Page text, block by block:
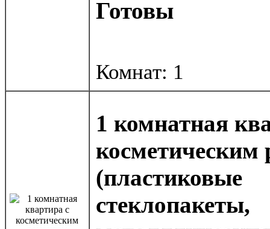
Готовы
Комнат: 1
1 комнатная
косметическим
(пластиковые
стеклопакеты,